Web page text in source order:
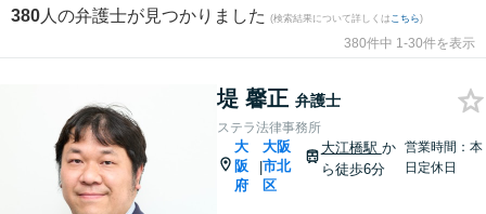
380 人の弁護士が見つかりました (検索結果について詳しくは こちら)
380件中 1-30件を表示
堤 馨正 弁護士
ステラ法律事務所
大
阪
府
|
大阪
市北
区
大江橋駅 か
ら徒歩6分
営業時間：本
日定休日